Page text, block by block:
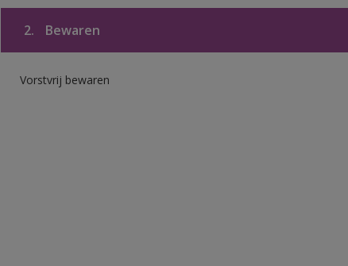
2. Bewaren
Vorstvrij bewaren